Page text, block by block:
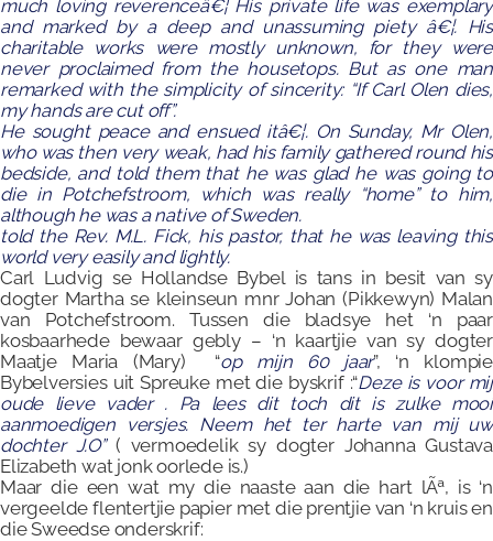
much loving reverenceâ€¦ His private life was exemplary
and marked by a deep and unassuming piety â€¦. His
charitable works were mostly unknown, for they were
never proclaimed from the housetops. But as one man
remarked with the simplicity of sincerity: “If Carl Olen dies,
my hands are cut off”.
He sought peace and ensued itâ€¦. On Sunday, Mr Olen,
who was then very weak, had his family gathered round his
bedside, and told them that he was glad he was going to
die in Potchefstroom, which was really “home” to him,
although he was a native of Sweden.
told the Rev. M.L. Fick, his pastor, that he was leaving this
world very easily and lightly.
Carl Ludvig se Hollandse Bybel is tans in besit van sy
dogter Martha se kleinseun mnr Johan (Pikkewyn) Malan
van Potchefstroom. Tussen die bladsye het ‘n paar
kosbaarhede bewaar gebly – ‘n kaartjie van sy dogter
Maatje Maria (Mary) “op mijn 60 jaar”, ‘n klompie
Bybelversies uit Spreuke met die byskrif :“Deze is voor mij
oude lieve vader . Pa lees dit toch dit is zulke mooi
aanmoedigen versjes. Neem het ter harte van mij uw
dochter J.O”( vermoedelik sy dogter Johanna Gustava
Elizabeth wat jonk oorlede is.)
Maar die een wat my die naaste aan die hart lÃª, is ‘n
vergeelde flentertjie papier met die prentjie van ‘n kruis en
die Sweedse onderskrif: